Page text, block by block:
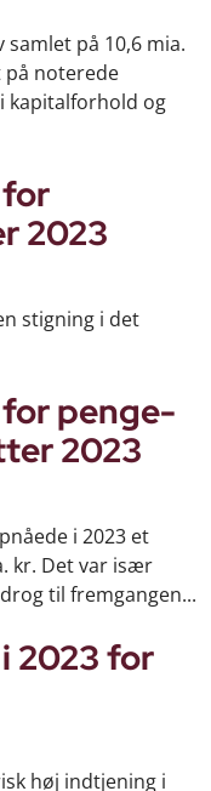
på 10,6 mia.
noterede
kapitalforhold og
2023
stigning i det
penge-
2023
i 2023 et
kr. Det var især
til fremgangen...
2023 for
høj indtjening i